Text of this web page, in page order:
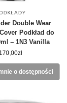
Double Wear
Podkład do
– 1N3 Vanilla
170,00zł
o dostępności